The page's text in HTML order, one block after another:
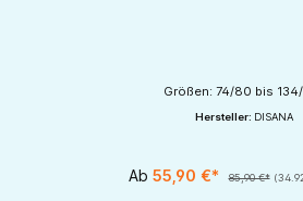
Größen: 74/80 bis
Hersteller: DISANA
Ab 55,90 €* 85,90 €*